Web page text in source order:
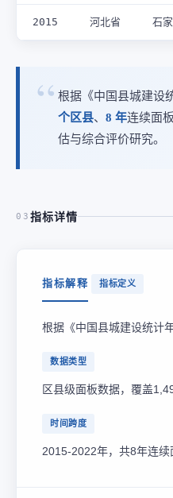
2015 河北省 石
根据《中国县城建设
个区县、 8 年连续面
估与综合评价研究。
03 指标详情
指标解释 指标定义
根据《中国县城建设统计
数据类型
区县级面板数据，覆盖
时间跨度
2015-2022年，共8年连续